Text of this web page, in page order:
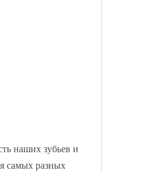
наших зубьев и
самых разных